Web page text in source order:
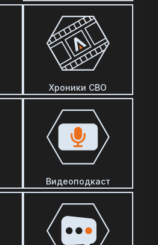
Хроники СВО
Видеоподкаст